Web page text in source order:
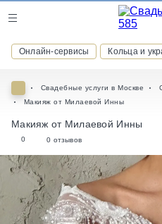
Онлайн-сервисы Кольца и
присоединяйтесь к
скидки и
Свадебные услуги в Москве
Макияж от Милаевой Инны
Макияж от Милаевой Инны
0 0 отзывов